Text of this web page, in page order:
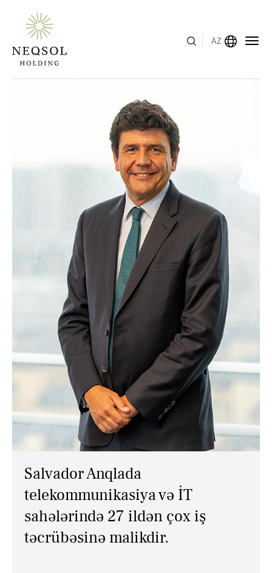
AZ
Salvador Anqlada
telekommunikasiya və İT
sahələrində 27 ildən çox iş
təcrübəsinə malikdir.
MENYU
BIZNES SEQMENTLƏRI
İNSAN KAPITALI
MÜKAFATLAR
İNVESTOR ƏLAQƏLƏRI
XƏBƏRLƏR
ƏLAQƏ